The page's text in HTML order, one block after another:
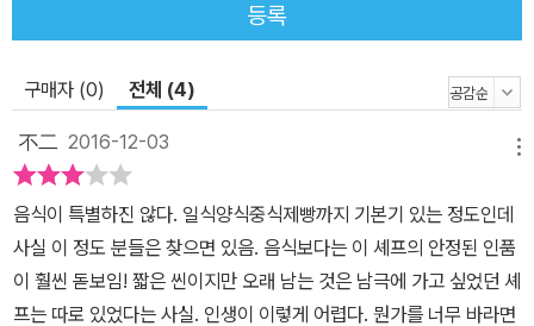
등록
구매자 (0) 전체 (4)
不二 2016-12-03
음식이 특별하진 않다. 일식양식중식제빵까지 기본기 있는 정도인데
사실 이 정도 분들은 찾으면 있음. 음식보다는 이 셰프의 안정된 인품
이 훨씬 돋보임! 짧은 씬이지만 오래 남는 것은 남극에 가고 싶었던 셰
프는 따로 있었다는 사실. 인생이 이렇게 어렵다. 뭔가를 너무 바라면